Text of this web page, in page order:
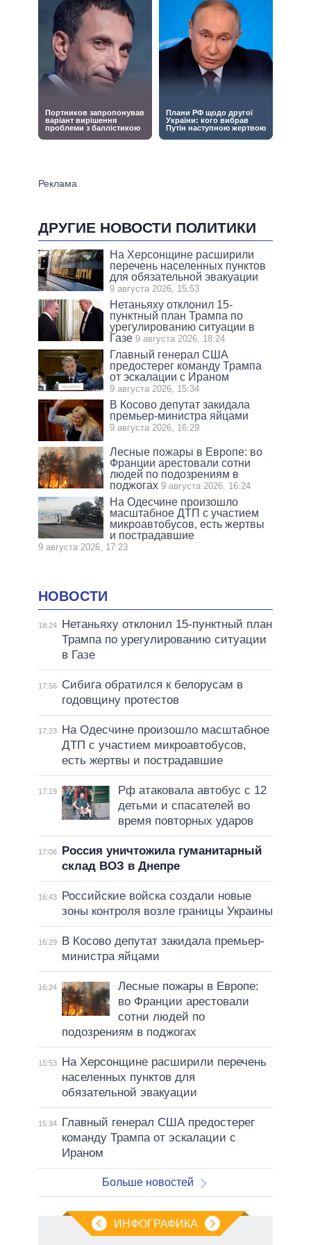
ДРУГИЕ НОВОСТИ ПОЛИТИКИ
На Херсонщине расширили
перечень населенных пунктов
для обязательной эвакуации
9 августа 2026, 15:53
Нетаньяху отклонил 15-
пунктный план Трампа по
урегулированию ситуации в
Газе 9 августа 2026, 18:24
Главный генерал США
предостерег команду Трампа
от эскалации с Ираном
9 августа 2026, 15:34
В Косово депутат закидала
премьер-министра яйцами
9 августа 2026, 16:29
Лесные пожары в Европе: во
Франции арестовали сотни
людей по подозрениям в
поджогах 9 августа 2026, 16:24
На Одесчине произошло
масштабное ДТП с участием
микроавтобусов, есть жертвы
и пострадавшие
9 августа 2026, 17:23
НОВОСТИ
18:24
Нетаньяху отклонил 15-пунктный план
Трампа по урегулированию ситуации
в Газе
17:56
Сибига обратился к белорусам в
годовщину протестов
17:23
На Одесчине произошло масштабное
ДТП с участием микроавтобусов,
есть жертвы и пострадавшие
17:19
Рф атаковала автобус с 12
детьми и спасателей во
время повторных ударов
17:06
Россия уничтожила гуманитарный
склад ВОЗ в Днепре
16:43
Российские войска создали новые
зоны контроля возле границы Украины
16:29
В Косово депутат закидала премьер-
министра яйцами
16:24
Лесные пожары в Европе:
во Франции арестовали
сотни людей по
подозрениям в поджогах
15:53
На Херсонщине расширили перечень
населенных пунктов для
обязательной эвакуации
15:34
Главный генерал США предостерег
команду Трампа от эскалации с
Ираном
Больше новостей
ИНФОГРАФИКА